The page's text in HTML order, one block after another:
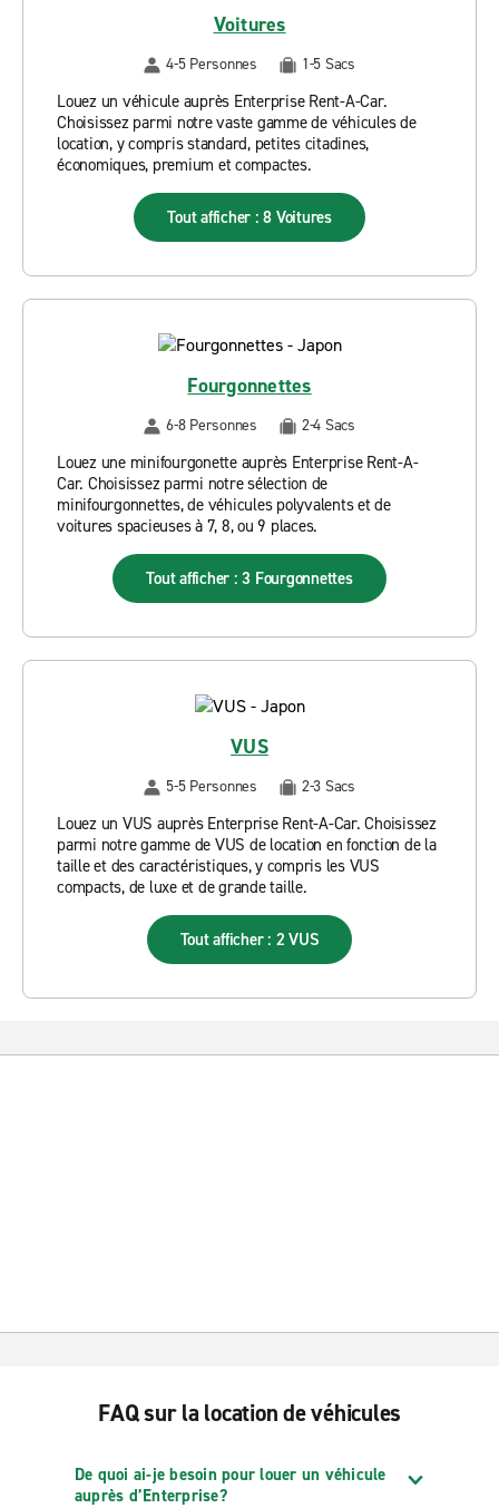
Voitures
4-5 Personnes 1-5 Sacs
Louez un véhicule auprès Enterprise Rent-A-Car.
Choisissez parmi notre vaste gamme de véhicules de
location, y compris standard, petites citadines,
économiques, premium et compactes.
Tout afficher : 8 Voitures
Fourgonnettes
6-8 Personnes 2-4 Sacs
Louez une minifourgonette auprès Enterprise Rent-A-
Car. Choisissez parmi notre sélection de
minifourgonnettes, de véhicules polyvalents et de
voitures spacieuses à 7, 8, ou 9 places.
Tout afficher : 3 Fourgonnettes
VUS
5-5 Personnes 2-3 Sacs
Louez un VUS auprès Enterprise Rent-A-Car. Choisissez
parmi notre gamme de VUS de location en fonction de la
taille et des caractéristiques, y compris les VUS
compacts, de luxe et de grande taille.
Tout afficher : 2 VUS
FAQ sur la location de véhicules
De quoi ai-je besoin pour louer un véhicule
auprès d’Enterprise?